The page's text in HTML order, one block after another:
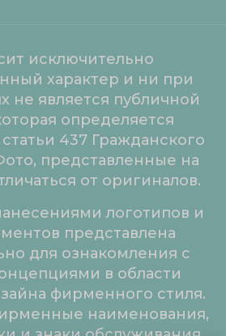
исключительно
характер и ни при
не является публичной
определяется
437 Гражданского
представленные на
от оригиналов.
логотипов и
представлена
для ознакомления с
в области
фирменного стиля.
наименования,